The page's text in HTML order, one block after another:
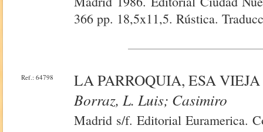
366 pp. 18,5x11,5. Rústica.
Ref.: 64798
LA PARROQUIA, ESA
Borraz, L. Luis; Casimiro
Madrid s/f. Editorial Euramerica.